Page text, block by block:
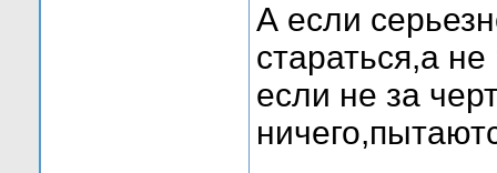
А если
стараться,а
если не за